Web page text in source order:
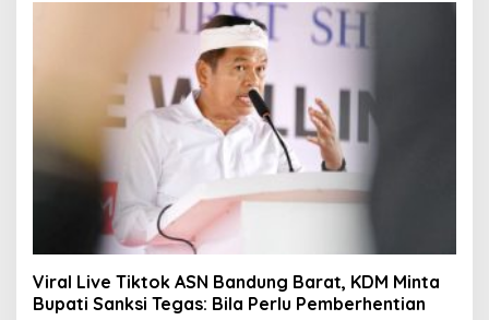
Viral Live Tiktok ASN Bandung Barat, KDM Minta
Bupati Sanksi Tegas: Bila Perlu Pemberhentian